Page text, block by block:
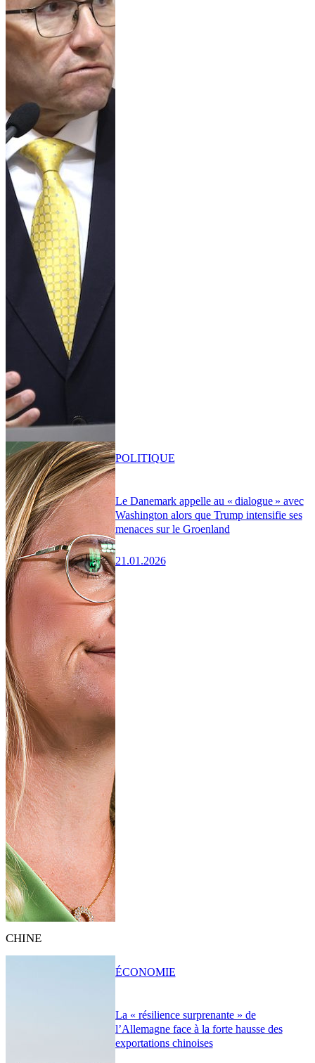
Le Danemark appelle au « dialogue » avec
Washington alors que Trump intensifie ses
menaces sur le Groenland
21.01.2026
POLITIQUE
CHINE
La « résilience surprenante » de
l’Allemagne face à la forte hausse des
exportations chinoises
ÉCONOMIE